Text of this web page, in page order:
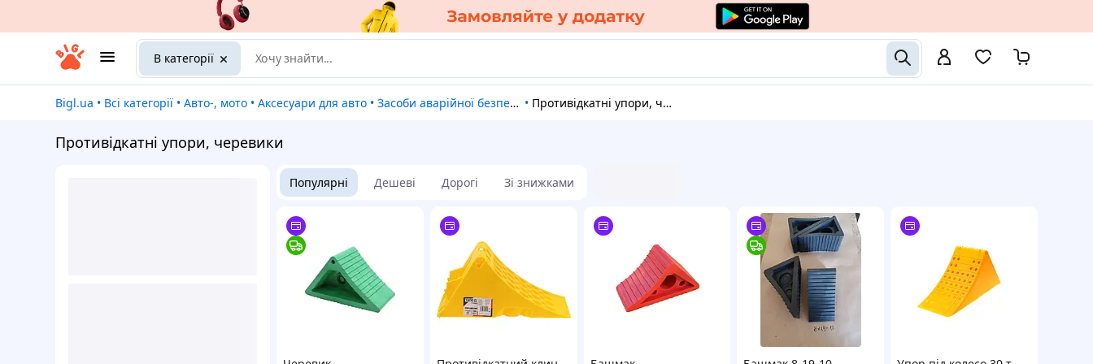
В категорії
Bigl.ua • Всі категорії • Авто-, мото • Аксесуари для авто • Засоби аварійної безпеки • Противідкатні упори, черевики
Противідкатні упори, черевики
Популярні Дешеві Дорогі Зі знижками